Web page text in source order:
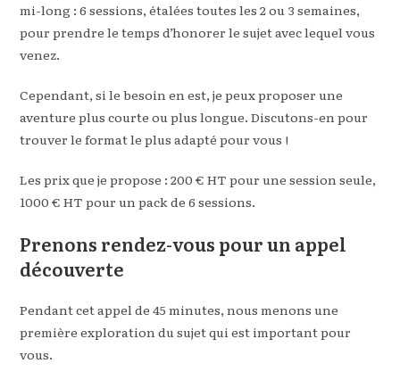
mi-long : 6 sessions, étalées toutes les 2 ou 3 semaines,
pour prendre le temps d’honorer le sujet avec lequel vous
venez.
Cependant, si le besoin en est, je peux proposer une
aventure plus courte ou plus longue. Discutons-en pour
trouver le format le plus adapté pour vous !
Les prix que je propose : 200 € HT pour une session seule,
1000 € HT pour un pack de 6 sessions.
Prenons rendez-vous pour un appel
découverte
Pendant cet appel de 45 minutes, nous menons une
première exploration du sujet qui est important pour
vous.